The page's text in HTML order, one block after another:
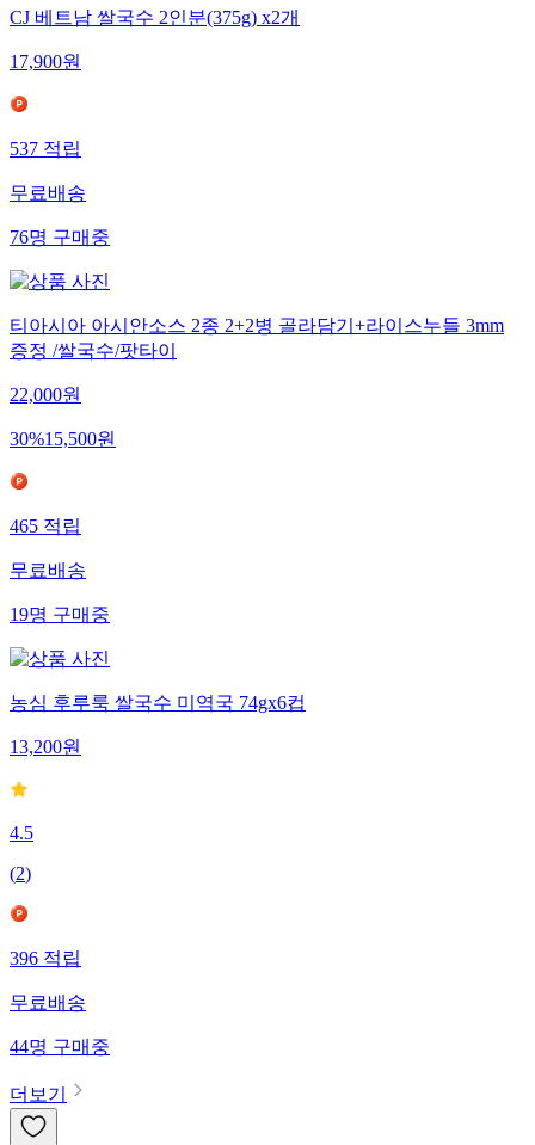
CJ 베트남 쌀국수 2인분(375g) x2개
17,900원
537 적립
무료배송
76명 구매중
티아시아 아시안소스 2종 2+2병 골라담기+라이스누들 3mm
증정 /쌀국수/팟타이
22,000원
30%15,500원
465 적립
무료배송
19명 구매중
농심 후루룩 쌀국수 미역국 74gx6컵
13,200원
4.5
(2)
396 적립
무료배송
44명 구매중
더보기